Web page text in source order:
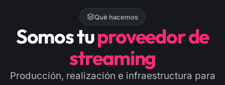
Qué hacemos
Somos tuproveedor de
streaming
Producción, realización e infraestructura para